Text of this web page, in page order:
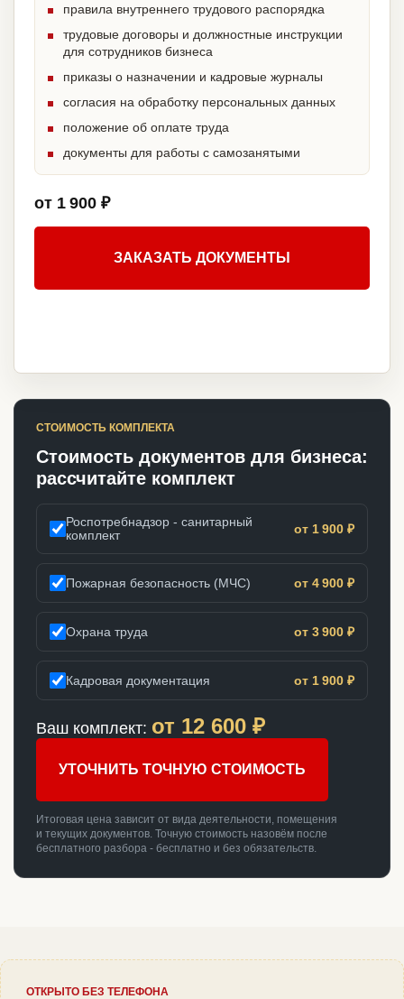
правила внутреннего трудового распорядка
трудовые договоры и должностные инструкции
для сотрудников бизнеса
приказы о назначении и кадровые журналы
согласия на обработку персональных данных
положение об оплате труда
документы для работы с самозанятыми
от 1 900 ₽
ЗАКАЗАТЬ ДОКУМЕНТЫ
СТОИМОСТЬ КОМПЛЕКТА
Стоимость документов для бизнеса:
рассчитайте комплект
Роспотребнадзор - санитарный
комплект
от 1 900 ₽
Пожарная безопасность (МЧС) от 4 900 ₽
Охрана труда от 3 900 ₽
Кадровая документация от 1 900 ₽
Ваш комплект: от 12 600 ₽
УТОЧНИТЬ ТОЧНУЮ СТОИМОСТЬ
Итоговая цена зависит от вида деятельности, помещения
и текущих документов. Точную стоимость назовём после
бесплатного разбора - бесплатно и без обязательств.
ОТКРЫТО БЕЗ ТЕЛЕФОНА